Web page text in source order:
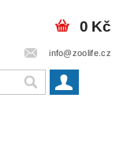
info@zoolife.cz
0 Kč